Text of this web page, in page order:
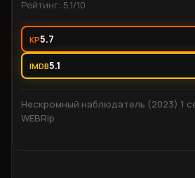
Рейтинг: 5.1/10
KP5.7
IMDB5.1
Нескромный наблюдатель (2023) 1
WEBRip